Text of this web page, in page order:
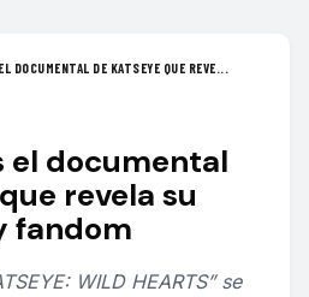
DOCUMENTAL DE KATSEYE QUE REVE...
el documental
revela su
fandom
WILD HEARTS” se